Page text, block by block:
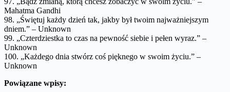
Mahatma Gandhi
98. „Świętuj każdy dzień tak, jakby był twoim najważniejszym
dniem.” – Unknown
99. „Czterdziestka to czas na pewność siebie i pełen wyraz.” –
Unknown
100. „Każdego dnia stwórz coś pięknego w swoim życiu.” –
Unknown
Powiązane wpisy: